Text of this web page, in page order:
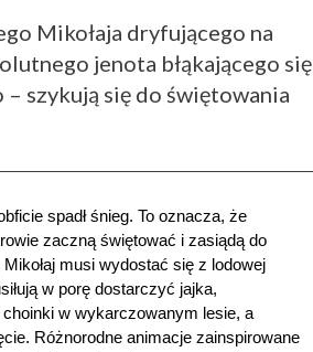
Mikołaja dryfującego na
jenota błąkającego się
szykują się do świętowania
spadł śnieg. To oznacza, że
zaczną świętować i zasiądą do
musi wydostać się z lodowej
w porę dostarczyć jajka,
w wykarczowanym lesie, a
Różnorodne animacje zainspirowane